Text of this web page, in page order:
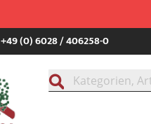
+49 (0) 6028 / 406258-0